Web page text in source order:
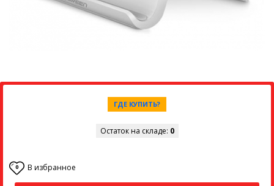
ГДЕ КУПИТЬ?
Остаток на складе: 0
0 В избранное